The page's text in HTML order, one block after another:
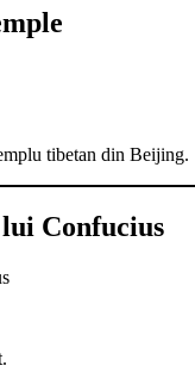
tibetan din Beijing.
Confucius